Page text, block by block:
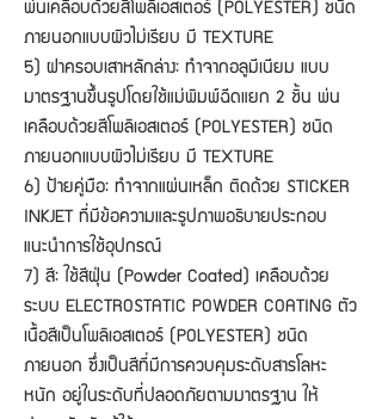
พ่นเคลือบด้วยสีโพลิเอสเตอร์ (POLYESTER) ชนิด
ภายนอกแบบผิวไม่เรียบ มี TEXTURE
5) ฝาครอบเสาหลักล่าง: ทำจากอลูมีเนียม แบบ
มาตรฐานขึ้นรูปโดยใช้แม่พิมพ์ฉีดแยก 2 ชิ้น พ่น
เคลือบด้วยสีโพลิเอสเตอร์ (POLYESTER) ชนิด
ภายนอกแบบผิวไม่เรียบ มี TEXTURE
6) ป้ายคู่มือ: ทำจากแผ่นเหล็ก ติดด้วย STICKER
INKJET ที่มีข้อความและรูปภาพอธิบายประกอบ
แนะนำการใช้อุปกรณ์
7) สี: ใช้สีฝุ่น (Powder Coated) เคลือบด้วย
ระบบ ELECTROSTATIC POWDER COATING ตัว
เนื้อสีเป็นโพลิเอสเตอร์ (POLYESTER) ชนิด
ภายนอก ซึ่งเป็นสีที่มีการควบคุมระดับสารโลหะ
หนัก อยู่ในระดับที่ปลอดภัยตามมาตรฐาน ให้